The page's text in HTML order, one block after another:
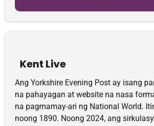
Kent Live
Ang Yorkshire Evening Post ay isang
na pahayagan at website na nasa
na pagmamay-ari ng National World.
noong 1890. Noong 2024, ang